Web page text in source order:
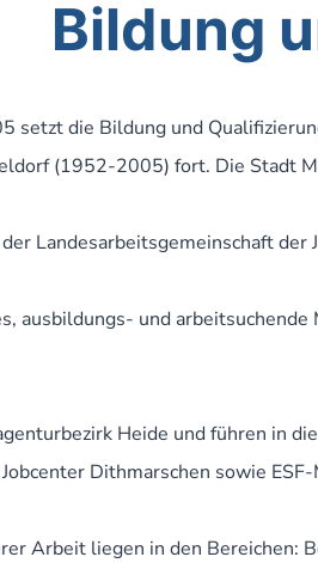
Bildung
setzt die Bildung und
(1952-2005) fort. Die Stadt
Landesarbeitsgemeinschaft
ausbildungs- und
Heide und führen in
Dithmarschen sowie
Arbeit liegen in den